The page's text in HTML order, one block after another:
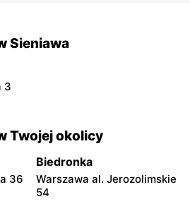
Sieniawa
3
Twojej okolicy
36
Biedronka
Warszawa al. Jerozolimskie
54